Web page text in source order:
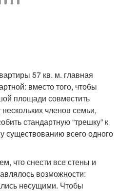
57 кв. м. главная
вместо того, чтобы
площади совместить
членов семьи,
стандартную “трешку” к
существованию всего одного
что снести все стены и
возможности:
несущими. Чтобы